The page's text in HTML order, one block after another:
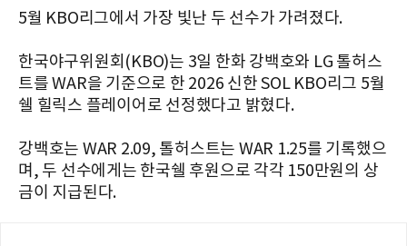
5월 KBO리그에서 가장 빛난 두 선수가 가려졌다.
한국야구위원회(KBO)는 3일 한화 강백호와 LG 톨허스
트를 WAR을 기준으로 한 2026 신한 SOL KBO리그 5월
쉘 힐릭스 플레이어로 선정했다고 밝혔다.
강백호는 WAR 2.09, 톨허스트는 WAR 1.25를 기록했으
며, 두 선수에게는 한국쉘 후원으로 각각 150만원의 상
금이 지급된다.